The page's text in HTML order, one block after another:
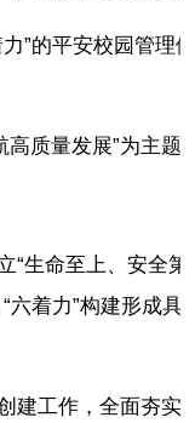
”的平安校园管理
质量发展”为主题
“生命至上、安全
着力”构建形成具
建工作，全面夯实